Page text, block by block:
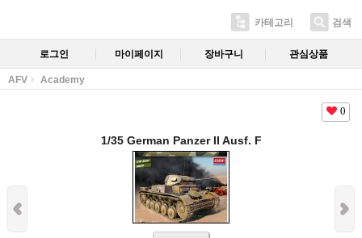
카테고리 검색
로그인 마이페이지 장바구니 관심상품
AFV Academy
0
1/35 German Panzer II Ausf. F